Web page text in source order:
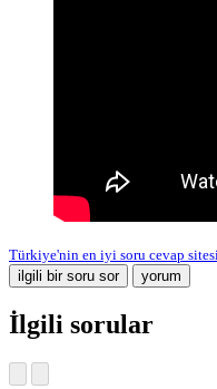
Türkiye'nin en iyi soru cevap
İlgili sorular